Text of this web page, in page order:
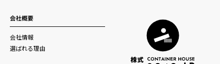
会社概要
会社情報
選ばれる理由